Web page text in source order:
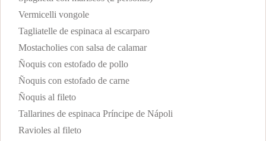
Vermicelli vongole
Tagliatelle de espinaca al escarparo
Mostacholies con salsa de calamar
Ñoquis con estofado de pollo
Ñoquis con estofado de carne
Ñoquis al fileto
Tallarines de espinaca Príncipe de Nápoli
Ravioles al fileto